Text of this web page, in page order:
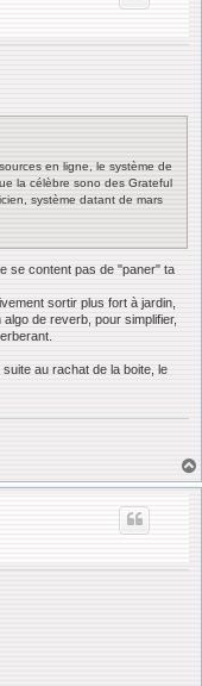
en ligne, le système de
la célèbre sono des Grateful
système datant de mars
se content pas de "paner" ta
sortir plus fort à jardin,
de reverb, pour simplifier,
au rachat de la boite, le